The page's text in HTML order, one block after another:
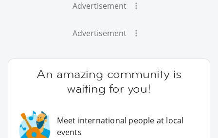
Advertisement
Advertisement
An amazing community is
waiting for you!
Meet international people at local
events